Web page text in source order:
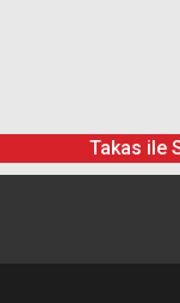
Cokin Circular
Takas ile